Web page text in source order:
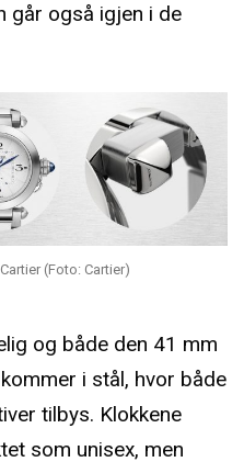
går også igjen i de
(Foto: Cartier)
og både den 41 mm
i stål, hvor både
tilbys. Klokkene
som unisex, men